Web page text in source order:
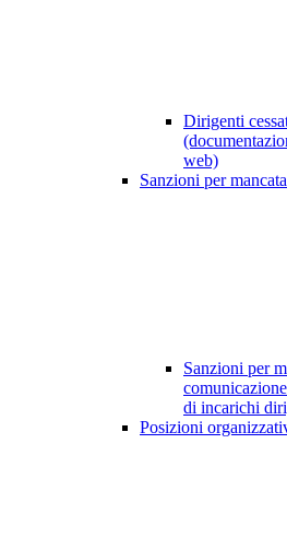
Dirigenti
web)
Sanzioni per
Sanzioni per
di incarichi
Posizioni